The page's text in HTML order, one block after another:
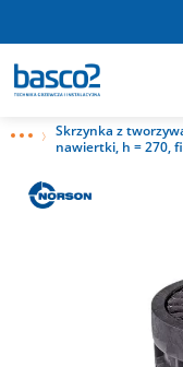
Skrzynka z
nawiertki, h = 270,